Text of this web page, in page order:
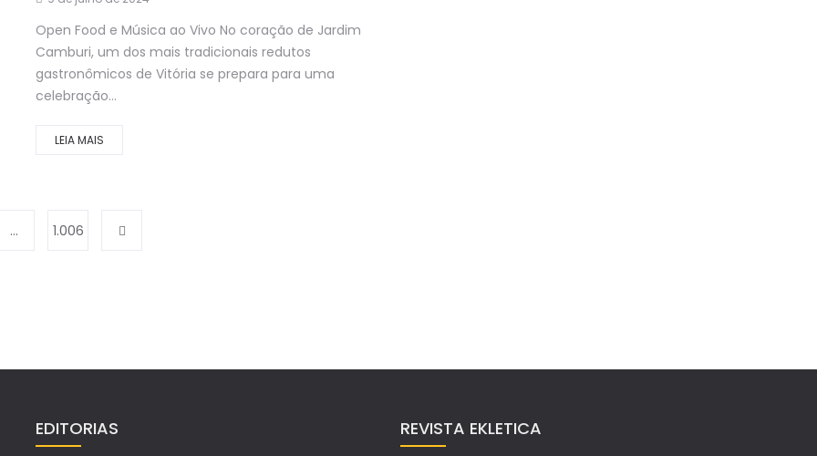
Open Food e Música ao Vivo No coração de Jardim
Camburi, um dos mais tradicionais redutos
gastronômicos de Vitória se prepara para uma
celebração...
LEIA MAIS
… 1.006
EDITORIAS REVISTA EKLETICA